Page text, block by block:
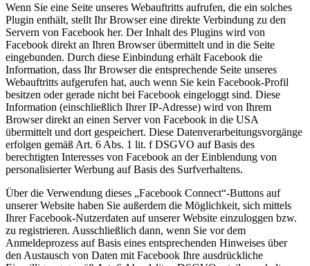
Wenn Sie eine Seite unseres Webauftritts aufrufen, die ein solches
Plugin enthält, stellt Ihr Browser eine direkte Verbindung zu den
Servern von Facebook her. Der Inhalt des Plugins wird von
Facebook direkt an Ihren Browser übermittelt und in die Seite
eingebunden. Durch diese Einbindung erhält Facebook die
Information, dass Ihr Browser die entsprechende Seite unseres
Webauftritts aufgerufen hat, auch wenn Sie kein Facebook-Profil
besitzen oder gerade nicht bei Facebook eingeloggt sind. Diese
Information (einschließlich Ihrer IP-Adresse) wird von Ihrem
Browser direkt an einen Server von Facebook in die USA
übermittelt und dort gespeichert. Diese Datenverarbeitungsvorgänge
erfolgen gemäß Art. 6 Abs. 1 lit. f DSGVO auf Basis des
berechtigten Interesses von Facebook an der Einblendung von
personalisierter Werbung auf Basis des Surfverhaltens.
Über die Verwendung dieses „Facebook Connect“-Buttons auf
unserer Website haben Sie außerdem die Möglichkeit, sich mittels
Ihrer Facebook-Nutzerdaten auf unserer Website einzuloggen bzw.
zu registrieren. Ausschließlich dann, wenn Sie vor dem
Anmeldeprozess auf Basis eines entsprechenden Hinweises über
den Austausch von Daten mit Facebook Ihre ausdrückliche